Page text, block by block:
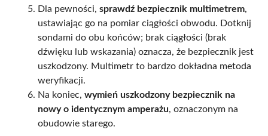
Dla pewności, sprawdź bezpiecznik multimetrem,
ustawiając go na pomiar ciągłości obwodu. Dotknij
sondami do obu końców; brak ciągłości (brak
dźwięku lub wskazania) oznacza, że bezpiecznik jest
uszkodzony. Multimetr to bardzo dokładna metoda
weryfikacji.
Na koniec, wymień uszkodzony bezpiecznik na
nowy o identycznym amperażu, oznaczonym na
obudowie starego.